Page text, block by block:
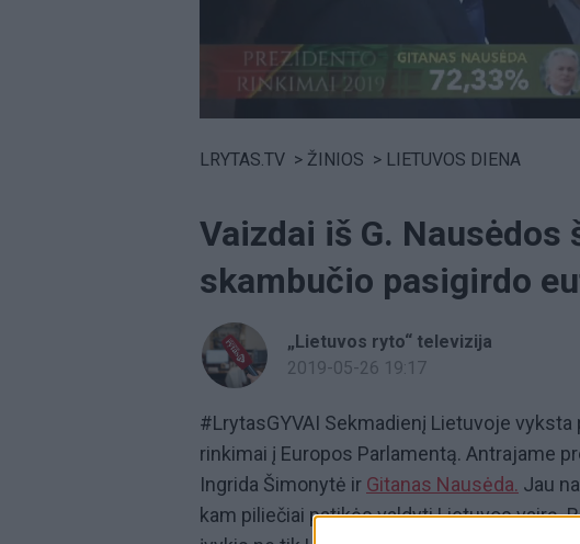
LRYTAS.TV > ŽINIOS > LIETUVOS DIENA
Vaizdai iš G.
skambučio pasigirdo
„Lietuvos ryto“ televizija
2019-05-26 19:17
#LrytasGYVAI Sekmadienį Lietuvoje
rinkimai į Europos Parlamentą. Antrajame
Ingrida Šimonytė ir Gitanas Nausėda. Jau
kam piliečiai patikės valdyti Lietuvos vairą.